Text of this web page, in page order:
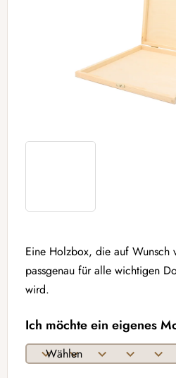
Eine Holzbox, die auf Wunsch
passgenau für alle wichtigen
wird.
Ich möchte ein eigenes